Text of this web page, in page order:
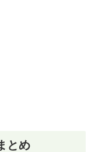
とめ